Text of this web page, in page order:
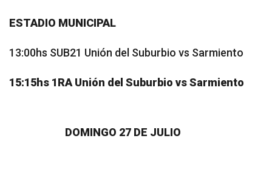
ESTADIO MUNICIPAL
13:00hs SUB21 Unión del Suburbio vs Sarmiento
15:15hs 1RA Unión del Suburbio vs Sarmiento
DOMINGO 27 DE JULIO